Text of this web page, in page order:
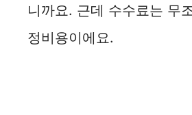
니까요. 근데 수수료는 무
정비용이에요.